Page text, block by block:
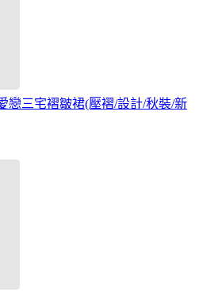
戀三宅褶皺裙(壓褶/設計/秋裝/新